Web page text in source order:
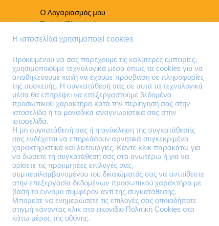
Ο Λογαριασμός μου
Τρόποι Πληρωμής
Τρόποι Παράδοσης
Τηλέφωνα Επικοινωνίας
210 41 13 636
210 41 13 280
Διεύθυνση
Θηβών 220
Άγιος Ιωάννης
Ρέντης
Τ.Κ. 182 33
Email
contact@lazarakis.gr
Η ιστοσελίδα χρησιμοποιεί cookies
Προκειμένου να σας παρέχουμε τις καλύτερες εμπειρίες,
χρησιμοποιούμε τεχνολογικά μέσα όπως τα cookies για να
αποθηκεύουμε και/ή να έχουμε πρόσβαση σε πληροφορίες
της συσκευής. Η συγκατάθεσή σας σε αυτά τα τεχνολογικά
μέσα θα επιτρέψει να επεξεργαστούμε δεδομένα
προσωπικού χαρακτήρα κατά την περιήγησή σας στην
ιστοσελίδα ή τα μοναδικά αναγνωριστικά σας στην
ιστοσελίδα.
Η μη συγκατάθεσή σας ή η ανάκληση της συγκατάθεσής
σας ενδέχεται να επηρεάσουν αρνητικά συγκεκριμένα
χαρακτηριστικά και λειτουργίες. Κάντε κλικ παρακάτω για
να δώσετε τη συγκατάθεσή σας στα ανωτέρω ή για να
ορίσετε τις προτιμητέες επιλογές σας,
συμπεριλαμβανομένου του δικαιώματός σας να αντιτίθεστε
στην επεξεργασία δεδομένων προσωπικού χαρακτήρα με
βάση το έννομο συμφέρον αντί της συγκατάθεσης.
Μπορείτε να ενημερώσετε τις επιλογές σας οποιαδήποτε
στιγμή κάνοντας κλικ στο εικονίδιο Πολιτική Cookies στο
κάτω μέρος της οθόνης.